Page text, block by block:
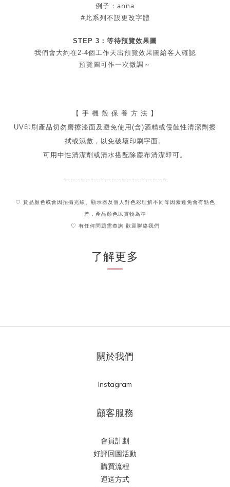
例子：anna
#此系列不設更改字體
STEP 3：等待預覽效果圖
我們會大約在2-4個工作天出 預覽效果圖給客人確認
預覽圖可作一次微調～
【 手 機 殼 保 養 方 法 】
UV印刷產品切勿磨擦漆面及 避免使用(含)酒精或侵蝕性清潔劑擦
拭或濕敷，以免破壞印刷字面。
可用中性清潔劑或清水搭配除塵布清潔即可。
-----------------------------------------
♡ 貨品顏色或會因拍攝光線、顯示器及個人對色彩理解不同 等因素難免會有點色
差，產品顏色以實物為準
♡ 有任何問題需查詢 歡迎聯絡我們
了解更多
關於我們
Instagram
顧客服務
會員計劃
好評回圖活動
購買流程
運送方式